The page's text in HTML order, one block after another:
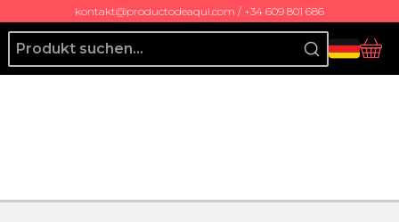
kontakt@productodeaqui.com / +34 609 801 686
Producto de Aquí